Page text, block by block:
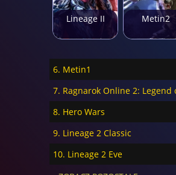
Lineage II Metin2
6. Metin1
8. Hero Wars
9. Lineage 2 Classic
10. Lineage 2 Eve